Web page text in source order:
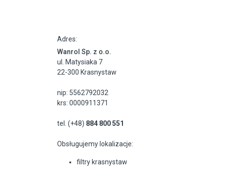
Adres:
Wanrol Sp. z o.o.
ul. Matysiaka 7
22-300 Krasnystaw
nip: 5562792032
krs: 0000911371
tel. (+48) 884 800 551
Obsługujemy lokalizacje:
filtry krasnystaw